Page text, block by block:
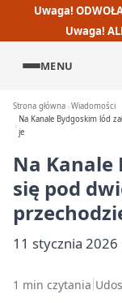
Uwaga!
Uwaga!
MENU
Strona główna Wiadomości
Na Kanale Bydgoskim lód
je
Na Kanale
się pod
11 stycznia 2026
1 min czytania